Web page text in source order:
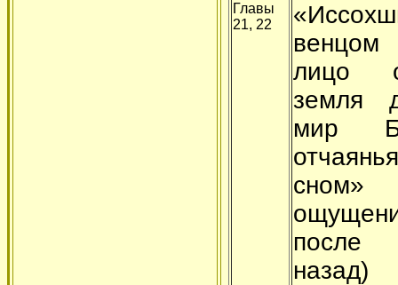
Главы
21, 22
лицо
земля
мир
сном»
после
назад)